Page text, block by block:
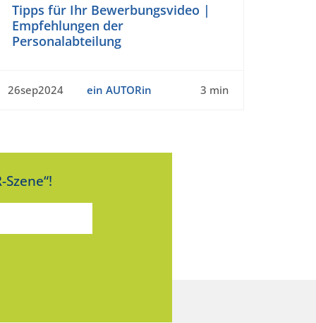
Tipps für Ihr Bewerbungsvideo |
Empfehlungen der
Personalabteilung
26sep2024 ein AUTORin 3 min